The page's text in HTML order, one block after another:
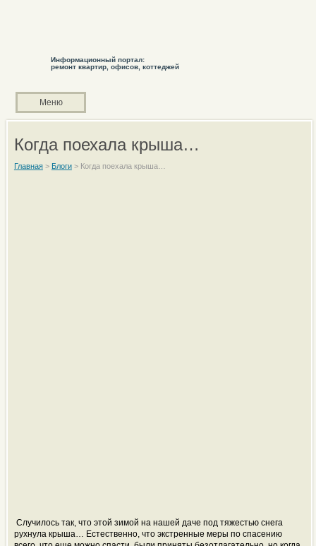
Информационный портал:
ремонт квартир, офисов, коттеджей
Меню
Когда поехала крыша…
Главная> Блоги> Когда поехала крыша…
Случилось так, что этой зимой на нашей даче под тяжестью снега
рухнула крыша… Естественно, что экстренные меры по спасению